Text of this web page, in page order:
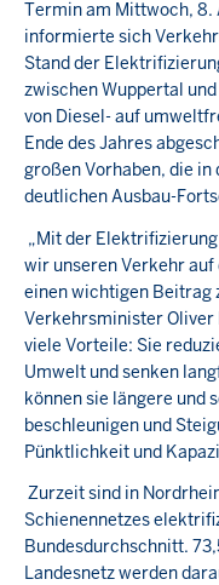
Termin am Mittwoch, 8.
informierte sich
Stand der
zwischen Wuppertal
von Diesel- auf
Ende des Jahres
großen Vorhaben, die in
deutlichen Ausbau-
„Mit der
wir unseren Verkehr
einen wichtigen Beitrag
Verkehrsminister
viele Vorteile: Sie
Umwelt und senken
können sie längere und
beschleunigen und
Pünktlichkeit und
Zurzeit sind in
Schienennetzes
Bundesdurchschnitt.
Landesnetz werden